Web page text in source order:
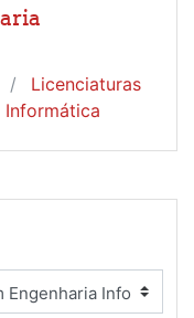
Licenciaturas
Informática